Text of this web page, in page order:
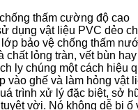
thấm cường độ cao
dụng vật liệu PVC dẻo
bảo vệ chống thấm
chất lỏng tràn, vết bùn
ly chúng một cách hiệu
vào ghế và làm hỏng vật
trình xử lý đặc biệt, sở
vời. Nó không dễ bị ố